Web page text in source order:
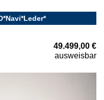
49.499,00 €
ausweisbar